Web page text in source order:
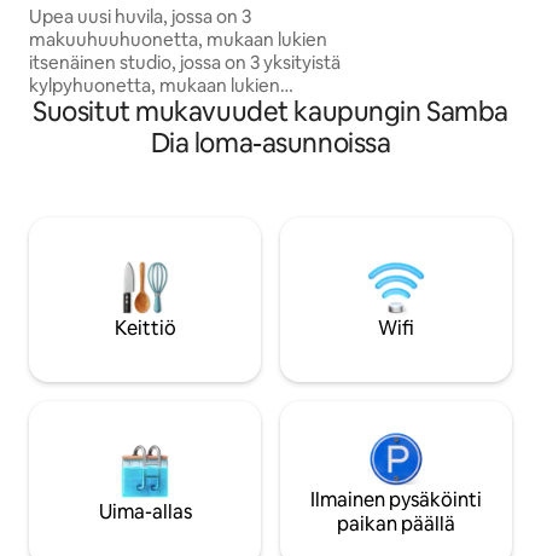
Upea uusi huvila, jossa on 3
makuuhuuhuonetta, mukaan lukien
itsenäinen studio, jossa on 3 yksityistä
kylpyhuonetta, mukaan lukien
vanhempien sviitti.💎 Suuri uima-allas,
jossa on upea upotettu olohuone sekä
vuoteet ja lepotuolit. Suuri olohuone,
lomaahtoa varten 🇸🇳 📍Helppo pääsy
30 minuutin päässä Blaise Diagnen
lentokentältä, Nguerignessä, 10
minuutin päässä Somonen rannoilta ja 15
ikkunat, 55
Suositut mukavuudet kaupungin Samba
Dia loma-asunnoissa
Keittiö Wifi
Uima-allas
Ilmainen pysäköinti
paikan päällä